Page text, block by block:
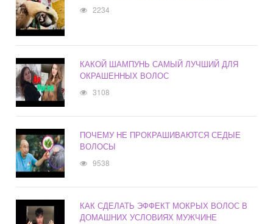
2234
КАКОЙ ШАМПУНЬ САМЫЙ ЛУЧШИЙ ДЛЯ
ОКРАШЕННЫХ ВОЛОС
3108
ПОЧЕМУ НЕ ПРОКРАШИВАЮТСЯ СЕДЫЕ
ВОЛОСЫ
9538
КАК СДЕЛАТЬ ЭФФЕКТ МОКРЫХ ВОЛОС В
ДОМАШНИХ УСЛОВИЯХ МУЖЧИНЕ